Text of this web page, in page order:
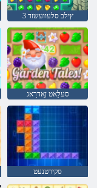
3 ץילב סלעוועשזד
סעלַאט ןַאדרַאג
סקירטנעט